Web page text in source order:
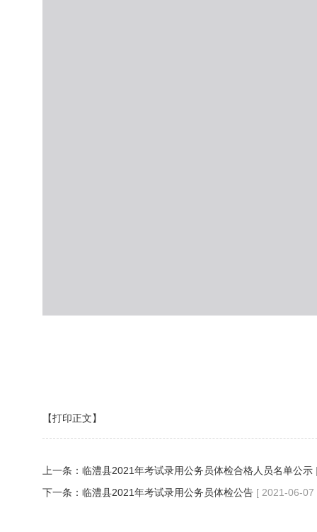
【打印正文】
上一条： 临澧县2021年考试录用公务员体检合格人员名单公示
下一条： 临澧县2021年考试录用公务员体检公告 [ 2021-06-07